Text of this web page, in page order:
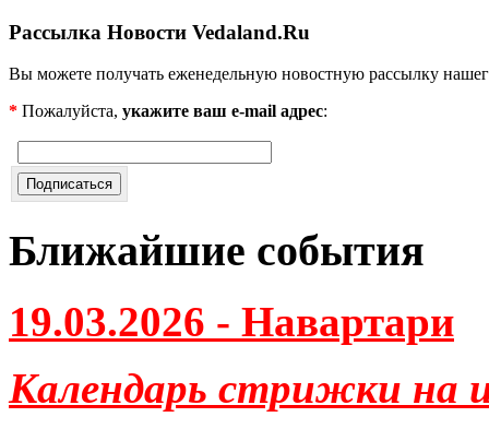
Рассылка Новости Vedaland.Ru
Вы можете получать еженедельную новостную рассылку
* Пожалуйста, укажите ваш e-mail адрес:
Ближайшие события
19.03.2026 - Навартари
Календарь стрижки на